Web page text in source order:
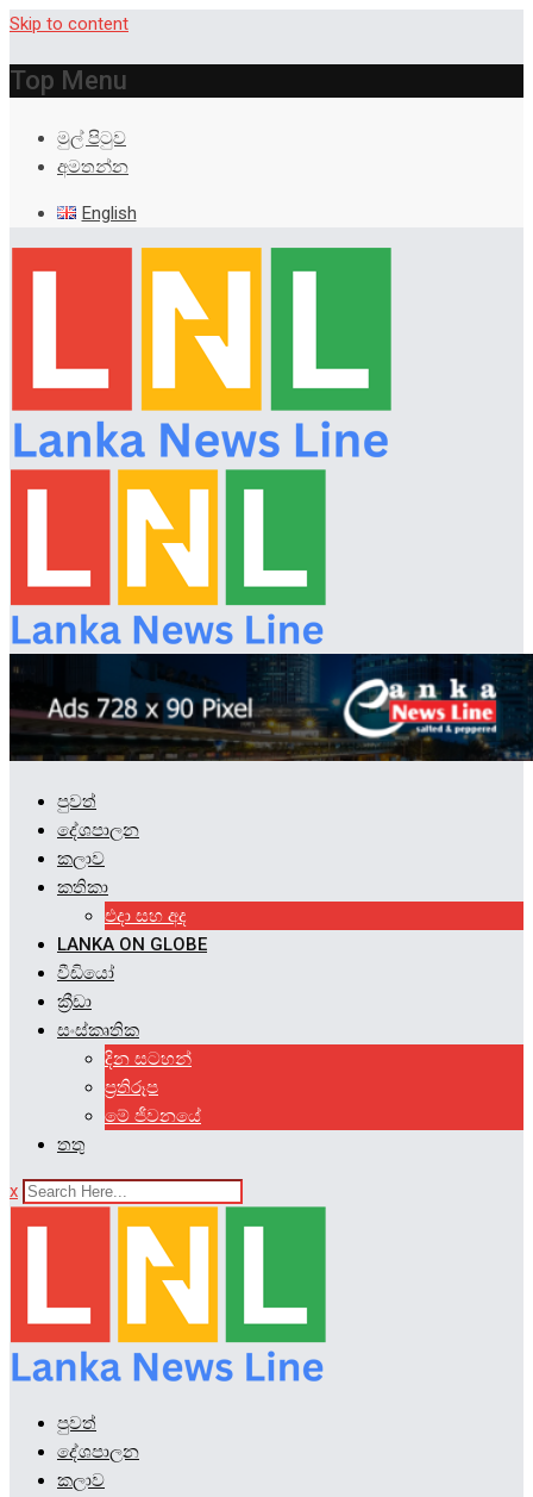
Skip to content
Top Menu
මුල් පිටුව
අමතන්න
English
පුවත්
දේශපාලන
කලාව
කතිකා
එදා සහ අද
LANKA ON GLOBE
වීඩියෝ
ක්‍රීඩා
සංස්කෘතික
දින සටහන්
ප්‍රතිරූප
මේ ජීවනයේ
තතු
x
පුවත්
දේශපාලන
කලාව